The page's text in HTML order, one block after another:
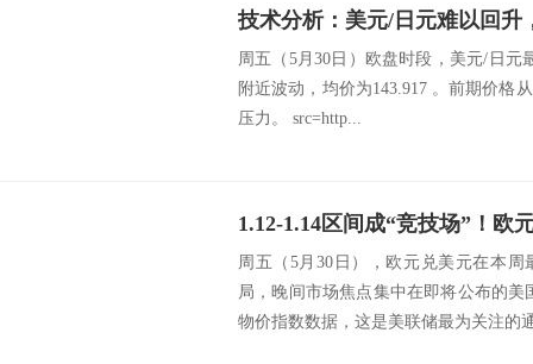
技术分析：美元/日元难以回升
周五（5月30日）欧盘时段，美元/日元
附近波动，均价为143.917 。前期价格
压力。 src=http...
1.12-1.14区间成“竞技场”！欧
周五（5月30日），欧元兑美元在本
局，晚间市场焦点集中在即将公布的美
物价指数数据，这是美联储最为关注的